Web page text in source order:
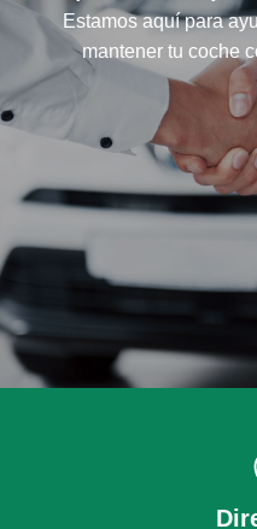
Estamos aquí para
mantener tu coche